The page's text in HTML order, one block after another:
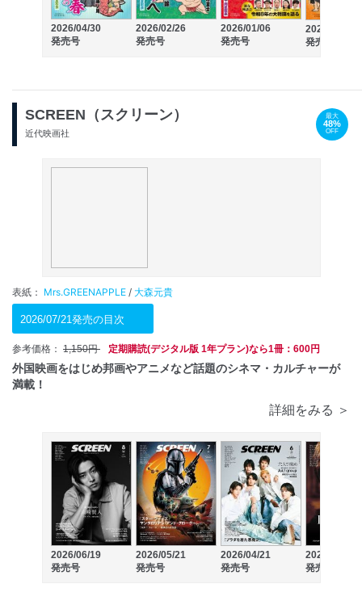
2026/04/30
発売号
2026/02/26
発売号
2026/01/06
発売号
2025/10/30
発売号
SCREEN（スクリーン）
近代映画社
最大
48%
OFF
表紙： Mrs.GREENAPPLE / 大森元貴
2026/07/21発売の目次
参考価格： 1,150円 定期購読(デジタル版 1年プラン)なら1冊：600円
外国映画をはじめ邦画やアニメなど話題のシネマ・カルチャーが
満載！
詳細をみる ＞
2026/06/19
発売号
2026/05/21
発売号
2026/04/21
発売号
2026/03/19
発売号